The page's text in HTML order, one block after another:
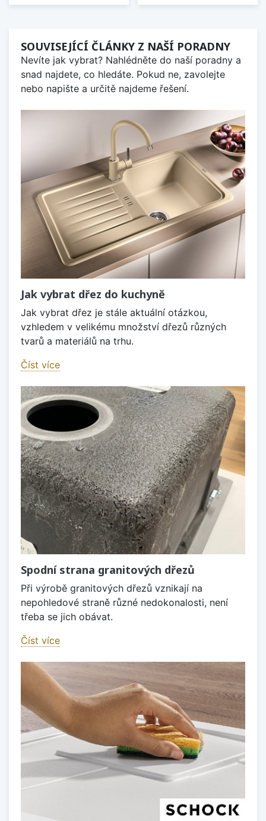
SOUVISEJÍCÍ ČLÁNKY Z NAŠÍ PORADNY
Nevíte jak vybrat? Nahlédněte do naší poradny a
snad najdete, co hledáte. Pokud ne, zavolejte
nebo napište a určitě najdeme řešení.
Jak vybrat dřez do kuchyně
Jak vybrat dřez je stále aktuální otázkou,
vzhledem v velikému množství dřezů různých
tvarů a materiálů na trhu.
Číst více
Spodní strana granitových dřezů
Při výrobě granitových dřezů vznikají na
nepohledové straně různé nedokonalosti, není
třeba se jich obávat.
Číst více